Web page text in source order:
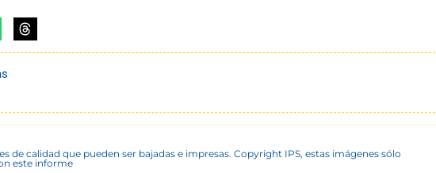
de calidad que pueden ser bajadas e impresas. Copyright IPS, estas imágenes sólo
este informe